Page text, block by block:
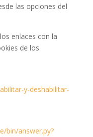
las opciones del
enlaces con la
de los
y-deshabilitar-
bin/answer.py?